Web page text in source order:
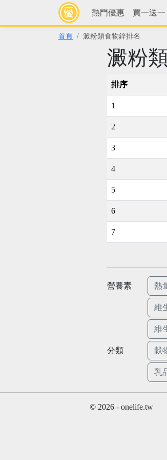
熱門優惠 買一送一
首頁 澱粉類食物鋅排名
澱粉
排序
1
2
3
4
5
6
7
營養素 熱
維
維
分類 穀
乳
© 2026 - onelife.tw